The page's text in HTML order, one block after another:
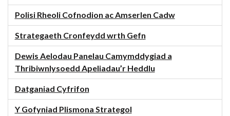
Polisi Rheoli Cofnodion ac Amserlen Cadw
Strategaeth Cronfeydd wrth Gefn
Dewis Aelodau Panelau Camymddygiad a
Thribiwnlysoedd Apeliadau’r Heddlu
Datganiad Cyfrifon
Y Gofyniad Plismona Strategol